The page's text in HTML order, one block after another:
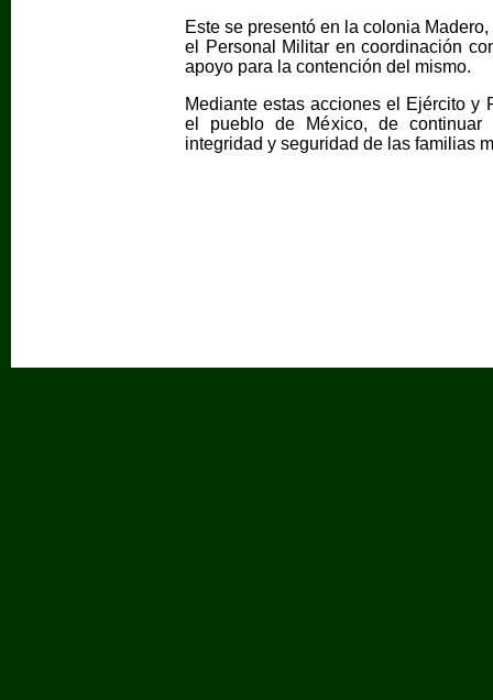
Este se presentó en la colonia
el Personal Militar en coordinación
apoyo para la contención del mismo.
Mediante estas acciones el Ejército y
el pueblo de México, de continuar
integridad y seguridad de las familias